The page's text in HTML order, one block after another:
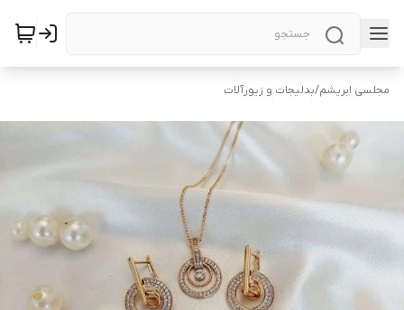
مجلسی ابریشم/بدلیجات و زیورآلات